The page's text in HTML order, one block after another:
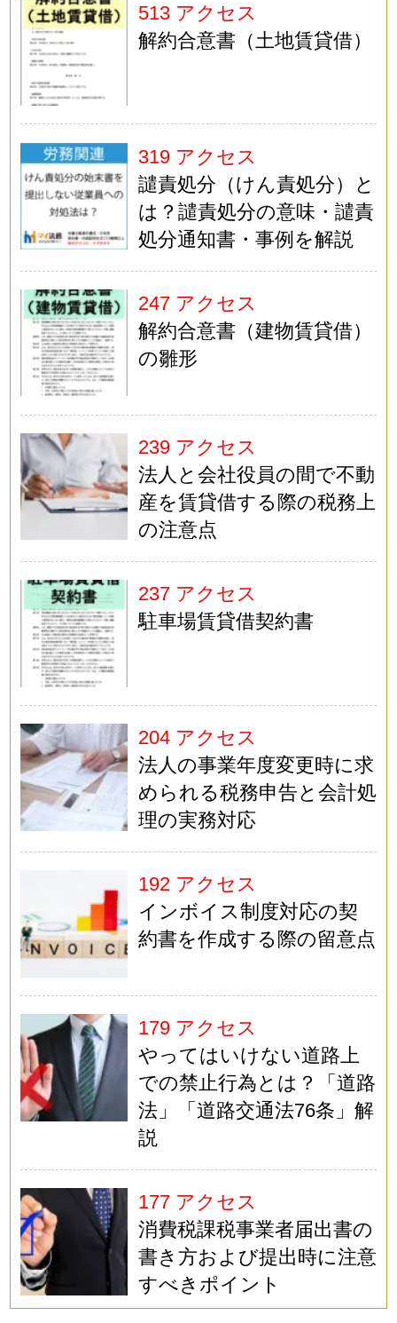
513 アクセス
解約合意書（土地賃貸借）
319 アクセス
譴責処分（けん責処分）と
は？譴責処分の意味・譴責
処分通知書・事例を解説
247 アクセス
解約合意書（建物賃貸借）
の雛形
239 アクセス
法人と会社役員の間で不動
産を賃貸借する際の税務上
の注意点
237 アクセス
駐車場賃貸借契約書
204 アクセス
法人の事業年度変更時に求
められる税務申告と会計処
理の実務対応
192 アクセス
インボイス制度対応の契
約書を作成する際の留意点
179 アクセス
やってはいけない道路上
での禁止行為とは？「道路
法」「道路交通法76条」解
説
177 アクセス
消費税課税事業者届出書の
書き方および提出時に注意
すべきポイント